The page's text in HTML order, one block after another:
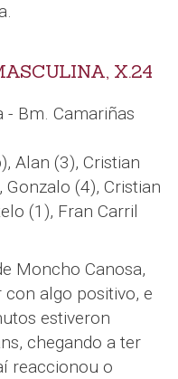
X.24
- Bm. Camariñas
Alan (3), Cristian
Gonzalo (4), Cristian
(1), Fran Carril
Moncho Canosa,
algo positivo, e
estiveron
chegando a ter
reaccionou o